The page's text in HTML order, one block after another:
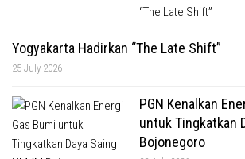
Yogyakarta Hadirkan “The Late Shift”
25 July 2026
PGN Kenalkan
untuk Tingkatkan
Bojonegoro